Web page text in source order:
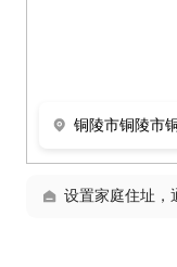
设置家庭住址，